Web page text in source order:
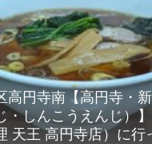
高円寺南【高円寺・
・しんこうえんじ）
天王 高円寺店）に行